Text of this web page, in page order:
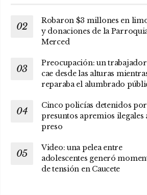
Robaron $3 millones en
y donaciones de la
Merced
Preocupación: un
cae desde las alturas
reparaba el alumbrado
Cinco policías detenidos por
presuntos apremios ilegales
preso
Video: una pelea entre
adolescentes generó
de tensión en Caucete